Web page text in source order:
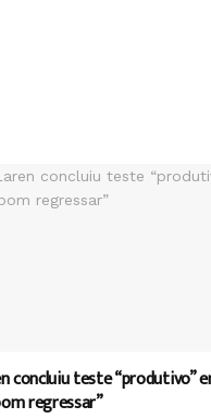
concluiu teste “produtivo”
regressar”